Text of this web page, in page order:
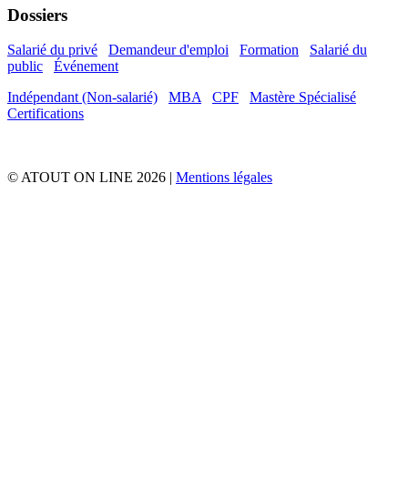
Dossiers
Salarié du privé Demandeur d'emploi Formation
Salarié du
public
Événement
Indépendant (Non-salarié)
MBA CPF
Mastère Spécialisé
Certifications
© ATOUT ON LINE 2026 | Mentions légales